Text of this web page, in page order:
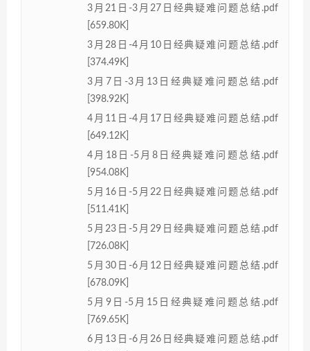
3月21日-3月27日经典疑难问题总结.pdf
[659.80K]
3月28日-4月10日经典疑难问题总结.pdf
[374.49K]
3月7日-3月13日经典疑难问题总结.pdf
[398.92K]
4月11日-4月17日经典疑难问题总结.pdf
[649.12K]
4月18日-5月8日经典疑难问题总结.pdf
[954.08K]
5月16日-5月22日经典疑难问题总结.pdf
[511.41K]
5月23日-5月29日经典疑难问题总结.pdf
[726.08K]
5月30日-6月12日经典疑难问题总结.pdf
[678.09K]
5月9日-5月15日经典疑难问题总结.pdf
[769.65K]
6月13日-6月26日经典疑难问题总结.pdf